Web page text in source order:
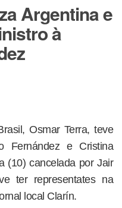
Argentina e
à
Osmar Terra, teve
Fernández e Cristina
(10) cancelada por Jair
ter representates na
local Clarín.